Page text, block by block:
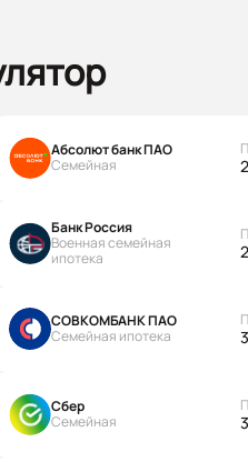
Абсолют банк ПАО
Семейная
Банк Россия
Военная семейная
ипотека
СОВКОМБАНК ПАО
Семейная ипотека
Сбер
Семейная